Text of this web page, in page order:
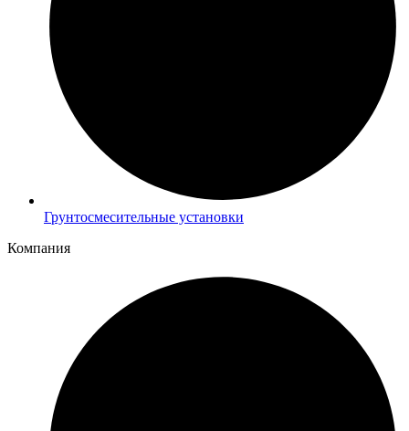
Грунтосмесительные установки
Компания